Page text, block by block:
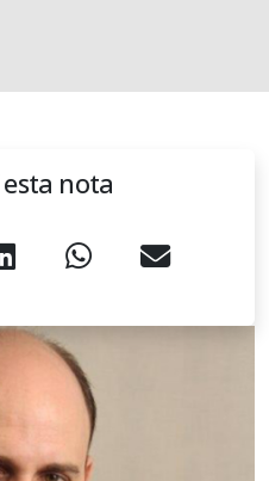
nota